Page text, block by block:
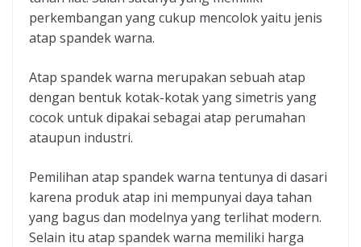
perkembangan yang cukup mencolok yaitu jenis
atap spandek warna.
Atap spandek warna merupakan sebuah atap
dengan bentuk kotak-kotak yang simetris yang
cocok untuk dipakai sebagai atap perumahan
ataupun industri.
Pemilihan atap spandek warna tentunya di dasari
karena produk atap ini mempunyai daya tahan
yang bagus dan modelnya yang terlihat modern.
Selain itu atap spandek warna memiliki harga